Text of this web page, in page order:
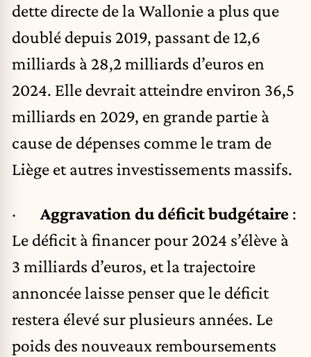
dette directe de la Wallonie a plus que
doublé depuis 2019, passant de 12,6
milliards à 28,2 milliards d’euros en
2024. Elle devrait atteindre environ 36,5
milliards en 2029, en grande partie à
cause de dépenses comme le tram de
Liège et autres investissements massifs.
· Aggravation du déficit budgétaire :
Le déficit à financer pour 2024 s’élève à
3 milliards d’euros, et la trajectoire
annoncée laisse penser que le déficit
restera élevé sur plusieurs années. Le
poids des nouveaux remboursements